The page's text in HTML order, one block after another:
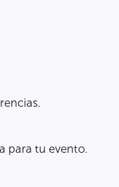
para tu evento.